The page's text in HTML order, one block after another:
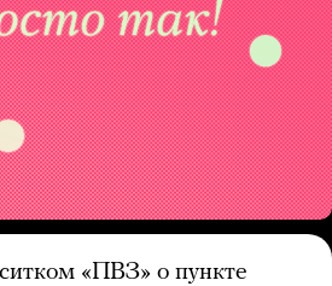
«ПВЗ» о пункте